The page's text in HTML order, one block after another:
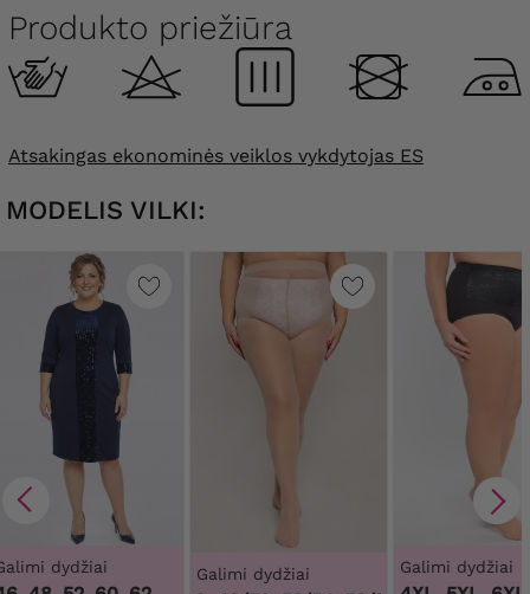
Produkto priežiūra
Atsakingas ekonominės veiklos vykdytojas ES
MODELIS VILKI:
dydžiai Galimi dydžiai Galimi dydžiai